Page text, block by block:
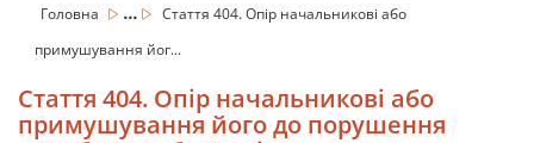
Головна ...
Стаття 404. Опір начальникові або
примушування йог...
Стаття 404. Опір начальникові або
примушування його до порушення